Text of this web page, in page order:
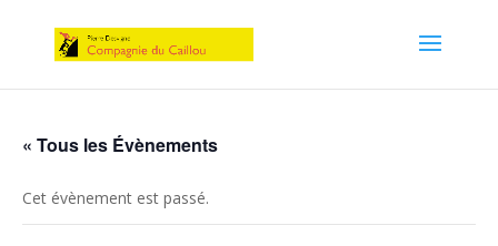
« Tous les Évènements
Cet évènement est passé.